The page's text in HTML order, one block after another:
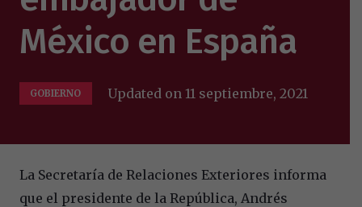
México en España
GOBIERNO Updated on 11 septiembre, 2021
La Secretaría de Relaciones Exteriores informa
que el presidente de la República, Andrés